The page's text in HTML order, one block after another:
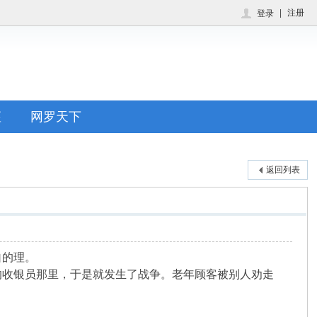
登录 注册
网罗天下
返回列表
理。
银员那里，于是就发生了战争。老年顾客被别人劝走